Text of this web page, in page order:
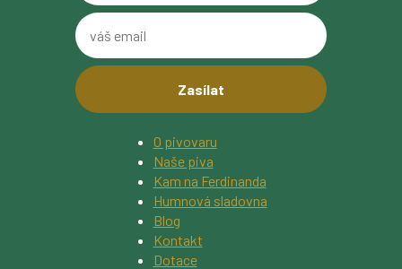
O pivovaru
Naše piva
Kam na Ferdinanda
Humnová sladovna
Blog
Kontakt
Dotace
kód
váš
email